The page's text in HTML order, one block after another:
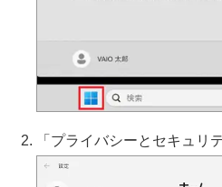
「プライバシーとセキュリ